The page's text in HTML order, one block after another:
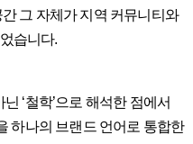
그 자체가 지역 커뮤니티와
습니다.
‘철학’으로 해석한 점에서
하나의 브랜드 언어로 통합한